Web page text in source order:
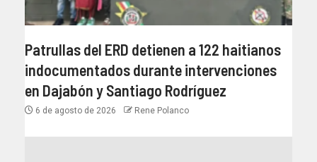
Patrullas del ERD detienen a 122 haitianos
indocumentados durante intervenciones
en Dajabón y Santiago Rodríguez
6 de agosto de 2026 Rene Polanco